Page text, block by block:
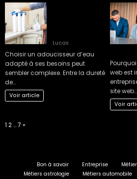
Lucas
Choisir un adoucisseur d’eau
adapté à ses besoins peut
sembler complexe. Entre la dureté
de…
Voir article
web est
site web…
Voir
Page:
1 2 …7 Next
»
Bon à savoir Entreprise
Métiers astrologie
Métiers automobile